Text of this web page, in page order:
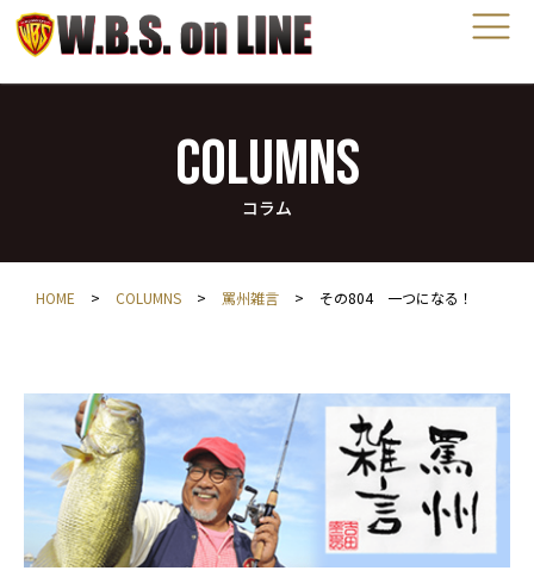
COLUMNS
コラム
HOME > COLUMNS > 罵州雑言 > その804 一つになる！